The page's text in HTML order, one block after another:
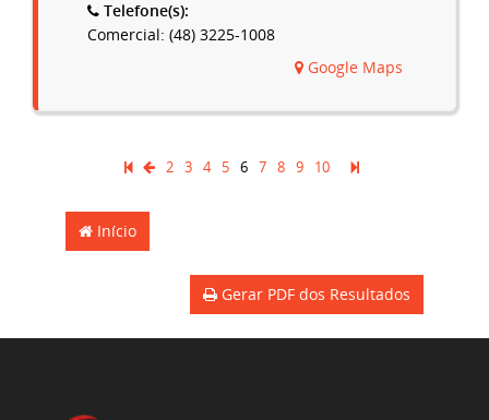
Telefone(s):
Comercial: (48) 3225-1008
Google Maps
2 3 4 5 6 7 8 9 10
Início
Gerar PDF dos Resultados